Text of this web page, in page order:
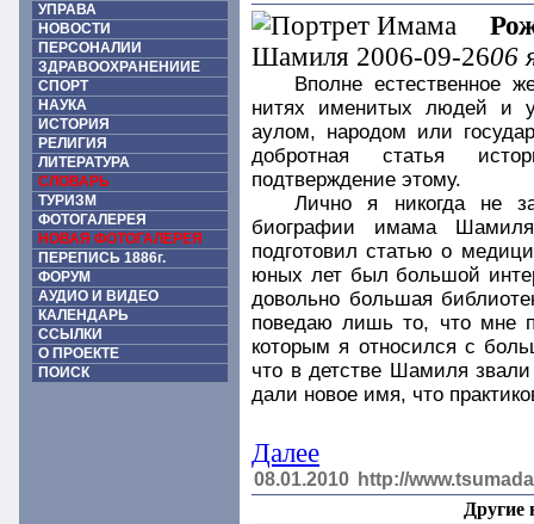
УПРАВА
НОВОСТИ
ПЕРСОНАЛИИ
ЗДРАВООХРАНЕНИИЕ
СПОРТ
НАУКА
ИСТОРИЯ
РЕЛИГИЯ
ЛИТЕРАТУРА
СЛОВАРЬ
ТУРИЗМ
ФОТОГАЛЕРЕЯ
НОВАЯ ФОТОГАЛЕРЕЯ
ПЕРЕПИСЬ 1886г.
ФОРУМ
АУДИО И ВИДЕО
КАЛЕНДАРЬ
ССЫЛКИ
О ПРОЕКТЕ
ПОИСК
06
Вполне естественное
нитях именитых людей и
аулом, народом или
добротная статья
подтверждение этому.
Лично я никогда не
биографии имама
подготовил статью о
юных лет был большой
довольно большая
поведаю лишь то, что мне
которым я относился с
что в детстве Шамиля
дали новое имя, что
Далее
08.01.2010 http://
Другие